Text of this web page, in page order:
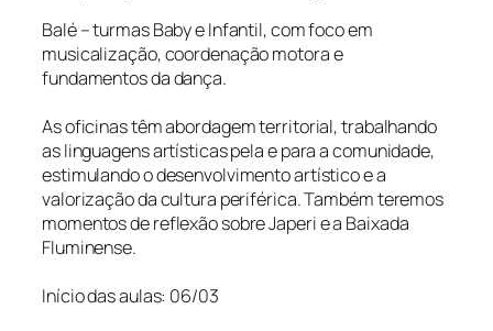
Balé – turmas Baby e Infantil, com foco em
musicalização, coordenação motora e
fundamentos da dança.
As oficinas têm abordagem territorial, trabalhando
as linguagens artísticas pela e para a comunidade,
estimulando o desenvolvimento artístico e a
valorização da cultura periférica. Também teremos
momentos de reflexão sobre Japeri e a Baixada
Fluminense.
Início das aulas: 06/03